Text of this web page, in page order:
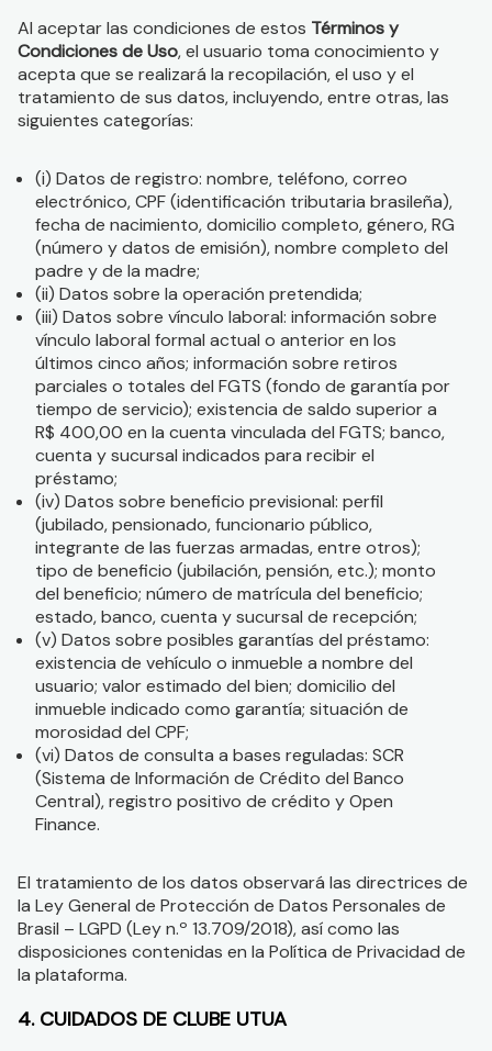
Al aceptar las condiciones de estos Términos y
Condiciones de Uso, el usuario toma conocimiento y
acepta que se realizará la recopilación, el uso y el
tratamiento de sus datos, incluyendo, entre otras, las
siguientes categorías:
(i) Datos de registro: nombre, teléfono, correo
electrónico, CPF (identificación tributaria brasileña),
fecha de nacimiento, domicilio completo, género, RG
(número y datos de emisión), nombre completo del
padre y de la madre;
(ii) Datos sobre la operación pretendida;
(iii) Datos sobre vínculo laboral: información sobre
vínculo laboral formal actual o anterior en los
últimos cinco años; información sobre retiros
parciales o totales del FGTS (fondo de garantía por
tiempo de servicio); existencia de saldo superior a
R$ 400,00 en la cuenta vinculada del FGTS; banco,
cuenta y sucursal indicados para recibir el
préstamo;
(iv) Datos sobre beneficio previsional: perfil
(jubilado, pensionado, funcionario público,
integrante de las fuerzas armadas, entre otros);
tipo de beneficio (jubilación, pensión, etc.); monto
del beneficio; número de matrícula del beneficio;
estado, banco, cuenta y sucursal de recepción;
(v) Datos sobre posibles garantías del préstamo:
existencia de vehículo o inmueble a nombre del
usuario; valor estimado del bien; domicilio del
inmueble indicado como garantía; situación de
morosidad del CPF;
(vi) Datos de consulta a bases reguladas: SCR
(Sistema de Información de Crédito del Banco
Central), registro positivo de crédito y Open
Finance.
El tratamiento de los datos observará las directrices de
la Ley General de Protección de Datos Personales de
Brasil – LGPD (Ley n.º 13.709/2018), así como las
disposiciones contenidas en la Política de Privacidad de
la plataforma.
4. CUIDADOS DE CLUBE UTUA